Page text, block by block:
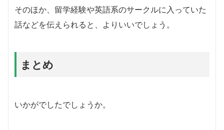
そのほか、留学経験や英語系のサークルに入っていた
話などを伝えられると、よりいいでしょう。
まとめ
いかがでしたでしょうか。